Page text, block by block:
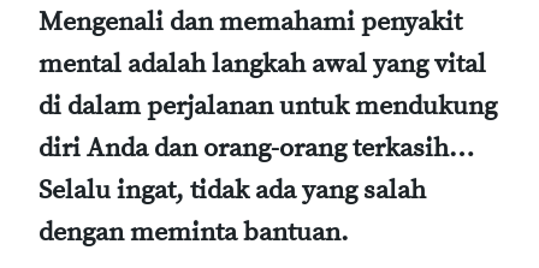
Mengenali dan memahami penyakit
mental adalah langkah awal yang vital
di dalam perjalanan untuk mendukung
diri Anda dan orang-orang terkasih…
Selalu ingat, tidak ada yang salah
dengan meminta bantuan.